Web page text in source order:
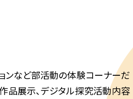
ンなど部活動の体験コーナーだ
品展示、デジタル探究活動内容